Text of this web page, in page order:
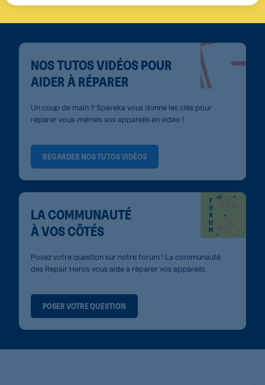
NOS TUTOS VIDÉOS POUR
AIDER À RÉPARER
Un coup de main ? Spareka vous donne les clés pour
réparer vous-mêmes vos appareils en vidéo !
REGARDER NOS TUTOS VIDÉOS
LA COMMUNAUTÉ
À VOS CÔTÉS
Posez votre question sur notre forum ! La communauté
des Repair Heros vous aide à réparer vos appareils.
POSER VOTRE QUESTION